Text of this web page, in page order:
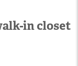
in closet